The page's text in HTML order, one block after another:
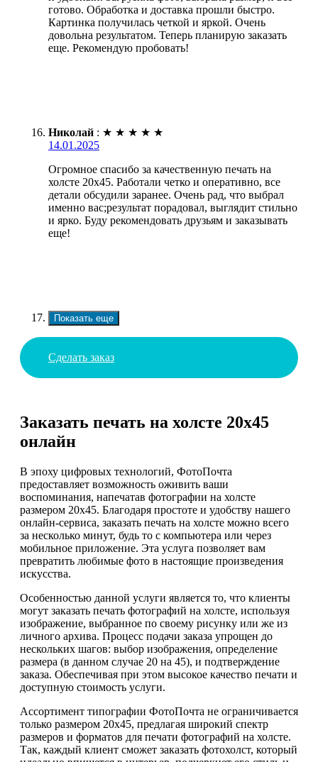
готово. Обработка и доставка прошли быстро.
Картинка получилась четкой и яркой. Очень
довольна результатом. Теперь планирую заказать
еще. Рекомендую пробовать!
Николай : ★ ★ ★ ★ ★
14.01.2025
Огромное спасибо за качественную печать на
холсте 20х45. Работали четко и оперативно, все
детали обсудили заранее. Очень рад, что выбрал
именно вас;результат порадовал, выглядит стильно
и ярко. Буду рекомендовать друзьям и заказывать
еще!
Показать еще
Сделать заказ
Заказать печать на холсте 20х45
онлайн
В эпоху цифровых технологий, ФотоПочта
предоставляет возможность оживить ваши
воспоминания, напечатав фотографии на холсте
размером 20х45. Благодаря простоте и удобству нашего
онлайн-сервиса, заказать печать на холсте можно всего
за несколько минут, будь то с компьютера или через
мобильное приложение. Эта услуга позволяет вам
превратить любимые фото в настоящие произведения
искусства.
Особенностью данной услуги является то, что клиенты
могут заказать печать фотографий на холсте, используя
изображение, выбранное по своему рисунку или же из
личного архива. Процесс подачи заказа упрощен до
нескольких шагов: выбор изображения, определение
размера (в данном случае 20 на 45), и подтверждение
заказа. Обеспечивая при этом высокое качество печати и
доступную стоимость услуги.
Ассортимент типографии ФотоПочта не ограничивается
только размером 20х45, предлагая широкий спектр
размеров и форматов для печати фотографий на холсте.
Так, каждый клиент сможет заказать фотохолст, который